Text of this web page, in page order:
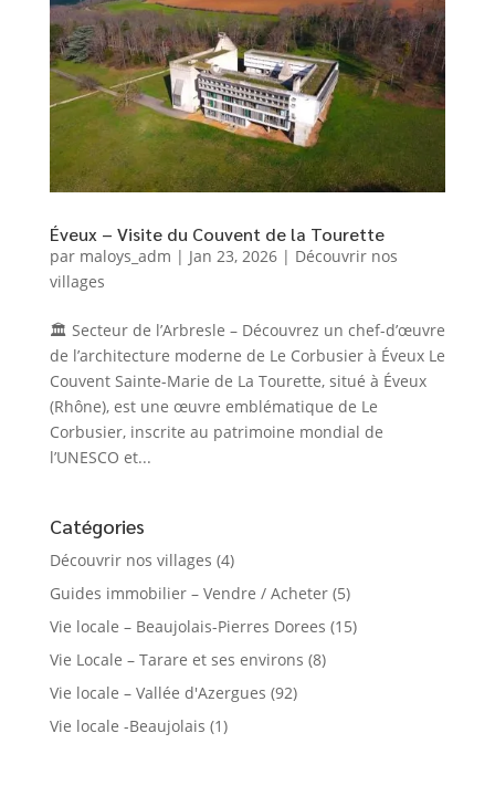
Éveux – Visite du Couvent de la Tourette
par maloys_adm | Jan 23, 2026| Découvrir nos
villages
🏛️ Secteur de l’Arbresle – Découvrez un chef-d’œuvre
de l’architecture moderne de Le Corbusier à Éveux Le
Couvent Sainte-Marie de La Tourette, situé à Éveux
(Rhône), est une œuvre emblématique de Le
Corbusier, inscrite au patrimoine mondial de
l’UNESCO et...
Catégories
Découvrir nos villages (4)
Guides immobilier – Vendre / Acheter(5)
Vie locale – Beaujolais-Pierres Dorees (15)
Vie Locale – Tarare et ses environs (8)
Vie locale – Vallée d'Azergues (92)
Vie locale -Beaujolais (1)